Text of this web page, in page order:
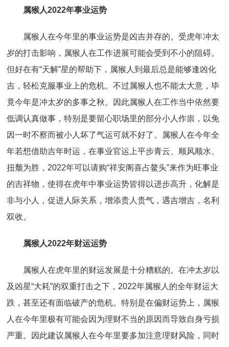
属猴人2022年事业运势
属猴人在今年里的事业运势是凶吉并存的。受虎年冲太
岁的打击影响，属猴人在工作进展可能会受到不小的阻碍。
但好在有“天解”星的帮助下，属猴人到最后总是能够逢凶化
吉，轻松克服事业上的危机。不过属猴人也不能太大意，毕
竟今年是冲太岁的多事之秋。因此属猴人在工作当中依然要
低调认真做事，特别是要留心职场里的部分小人作祟，以免
因一时不察而被小人坏了气运可就不好了。属猴人在今年全
年若想借助吉年时运，在事业官运上平步青云、顺风顺水、
扭颓为胜，2022年可以请购“祥安阁喜占鳌头”来作为旺事业
的吉祥物，使得在虎年中事业运势皆得以进步高升，化解是
非与小人，促进人际关系，增添贵人贵气，遇吉增吉，名利
双收。
属猴人2022年财运运势
属猴人在虎年里的财运发展是十分糟糕的。在冲太岁以
及凶星“大耗”的双重打击之下，2022年属猴人的全年财运大
跌，甚至还有面临破产的危机。特别是在偏财运势上，属猴
人在今年里极有可能会因为理财不当的原因而导致自身亏损
严重。因此建议属猴人在今年里要多加注意理财风险，同时